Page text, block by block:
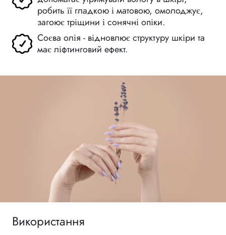
робить її гладкою і матовою, омолоджує,
загоює тріщини і сонячні опіки.
Соєва олія - відновлює структуру шкіри та
має ліфтинговий ефект.
Використання